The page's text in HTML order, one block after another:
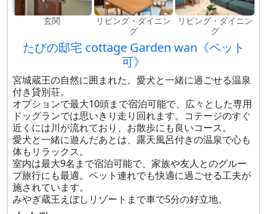
玄関
リビング・ダイニン
グ
リビング・ダイニン
グ
たびの邸宅 cottage Garden wan《ペット
可》
宮城蔵王の自然に囲まれた、愛犬と一緒に過ごせる温泉
付き貸別荘。
オプションで最大10頭まで宿泊可能で、広々とした専用
ドッグランでは思いきり走り回れます。コテージのすぐ
近くには川が流れており、お散歩にも良いコース。
愛犬と一緒に遊んだあとは、露天風呂付きの温泉で心も
体もリラックス。
室内は最大9名まで宿泊可能で、家族や友人とのグルー
プ旅行にも最適。ペット連れでも快適に過ごせる工夫が
施されています。
みやぎ蔵王えぼしリゾートまで車で5分の好立地。